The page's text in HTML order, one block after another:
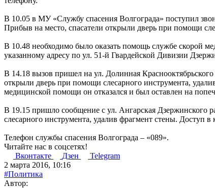
В 10.05 в МУ «Службу спасения Волгограда» поступил
Прибыв на место, спасатели открыли дверь при помощи
В 10.48 необходимо было оказать помощь службе
указанному адресу по ул. 51-й Гвардейской Дивизии
В 14.18 вызов пришел на ул. Долинная
открыли дверь при помощи слесарного инструмента,
медицинской помощи он отказался и был оставлен на
В 19.15 пришло сообщение с ул. Ангарская Дзержинского
слесарного инструмента, удалив фрагмент стены. Доступ в
Телефон службы спасения Волгограда – «089».
Читайте нас в соцсетях!
Вконтакте
Дзен
Telegram
2 марта 2016, 10:16
#Политика
Автор: